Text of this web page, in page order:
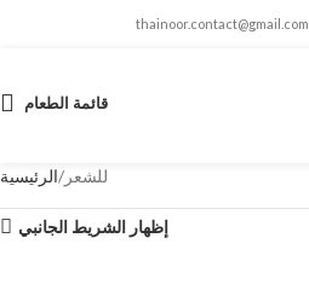
thainoor.contact@gmail.com
قائمة الطعام
الرئيسية للشعر
إظهار الشريط الجانبي